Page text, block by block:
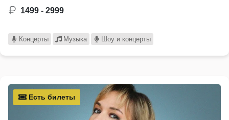
1499 - 2999
Концерты Музыка Шоу и концерты
Есть билеты